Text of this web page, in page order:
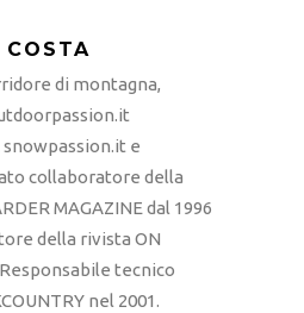
COSTA
di montagna,
e
collaboratore della
MAGAZINE dal 1996
della rivista ON
tecnico
nel 2001.